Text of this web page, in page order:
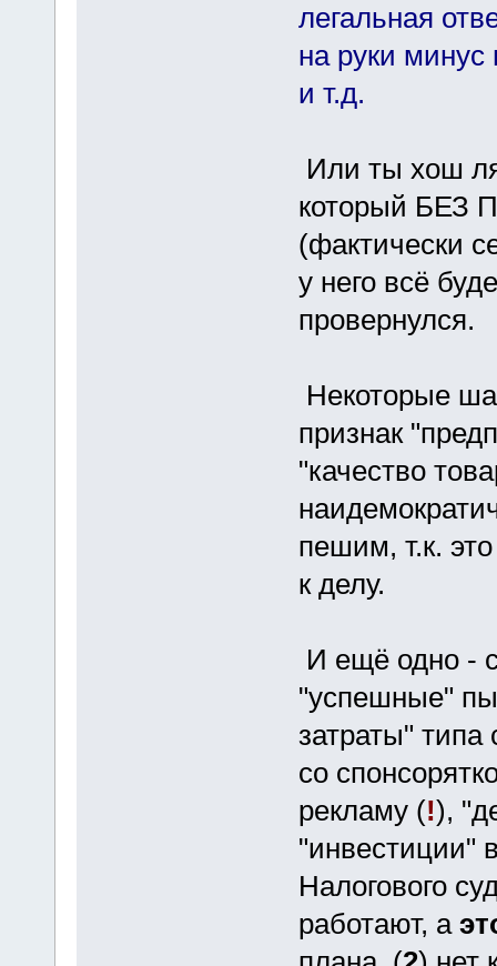
легальная
на руки минус
и т.д.
Или ты хош
который БЕЗ
(фактически
у него всё
провернулся.
Некоторые
признак
"качество
пешим, т.к.
к делу.
И ещё одно -
"успешные"
затраты"
со
рекламу (!),
"инвестиции"
Налогового
работают, а